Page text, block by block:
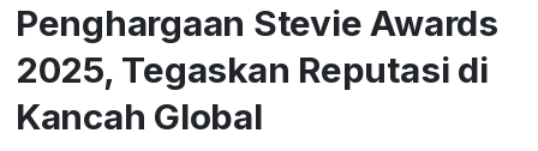
Penghargaan Stevie Awards
2025, Tegaskan Reputasi di
Kancah Global